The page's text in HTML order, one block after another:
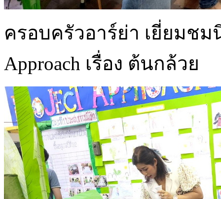
ครอบครัวอาร์ย่า เยี่ยมชม
Approach เรื่อง ต้นกล้วย